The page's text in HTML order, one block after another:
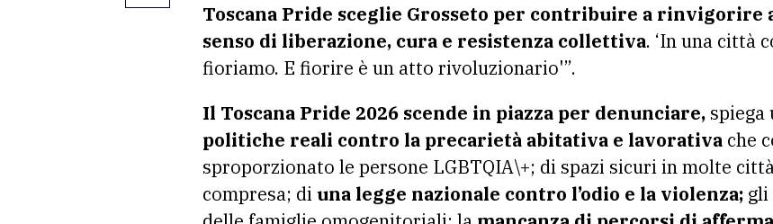
Toscana Pride sceglie Grosseto per contribuire a rinvigorire
senso di liberazione, cura e resistenza collettiva. ‘In una città
fioriamo. E fiorire è un atto rivoluzionario'”.
Il Toscana Pride 2026 scende in piazza per denunciare, spiega
politiche reali contro la precarietà abitativa e lavorativa che
sproporzionato le persone LGBTQIA\+; di spazi sicuri in molte
compresa; di una legge nazionale contro l’odio e la violenza; gli